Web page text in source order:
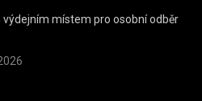
místem pro osobní odběr